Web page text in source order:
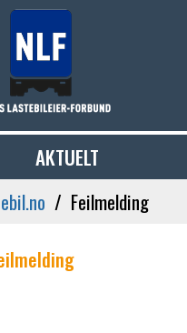
AKTUELT
Feilmelding